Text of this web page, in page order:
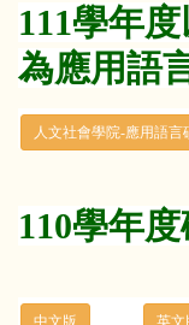
111學年
為應用語
110學年